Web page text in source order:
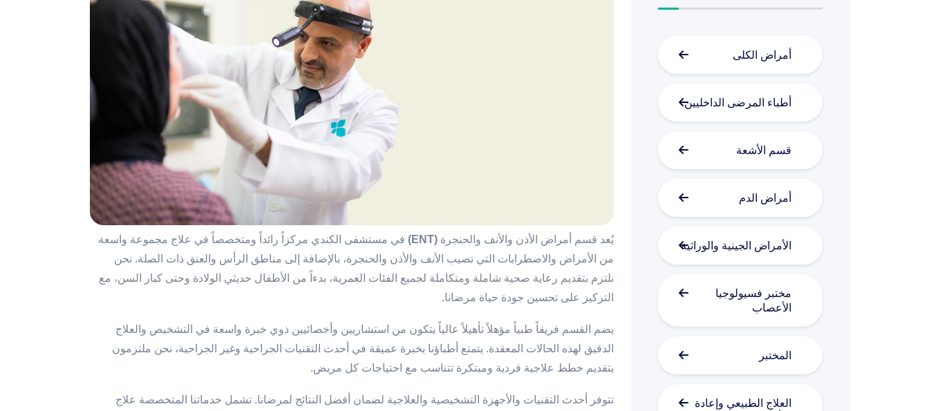
أمراض الكلى
أطباء المرضى الداخليين
قسم الأشعة
أمراض الدم
الأمراض الجينية والوراثية
مختبر فسيولوجيا
الأعصاب
المختبر
العلاج الطبيعي وإعادة
يُعد قسم أمراض الأذن والأنف والحنجرة (ENT)
في مستشفى الكندي مركزاً رائداً ومتخصصاً في علاج مجموعة واسعة
من الأمراض والاضطرابات التي تصيب الأنف والأذن والحنجرة، بالإضافة إلى مناطق الرأس والعنق ذات الصلة. نحن
نلتزم بتقديم رعاية صحية شاملة ومتكاملة لجميع الفئات العمرية، بدءاً من الأطفال حديثي الولادة وحتى كبار السن، مع
التركيز على تحسين جودة حياة مرضانا.
يضم القسم فريقاً طبياً مؤهلاً تأهيلاً عالياً يتكون من استشاريين وأخصائيين ذوي خبرة واسعة في التشخيص والعلاج
الدقيق لهذه الحالات المعقدة. يتمتع أطباؤنا بخبرة عميقة في أحدث التقنيات الجراحية وغير الجراحية، نحن ملتزمون
بتقديم خطط علاجية فردية ومبتكرة تتناسب مع احتياجات كل مريض.
تتوفر أحدث التقنيات والأجهزة التشخيصية والعلاجية لضمان أفضل النتائج لمرضانا. تشمل خدماتنا المتخصصة علاج